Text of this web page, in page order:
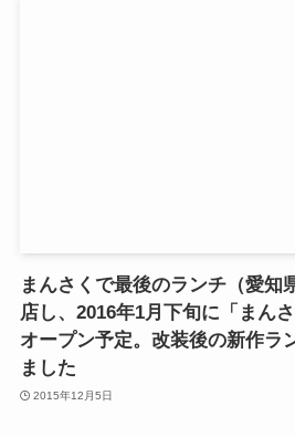
まんさくで最後のランチ（愛知
店し、2016年1月下旬に「まん
オープン予定。改装後の新作ラ
ました
2015年12月5日